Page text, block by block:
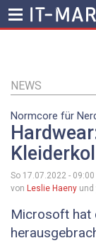
Inhalt
NEWS
Normcore für
So 17.07.2022 - 09:00
von Leslie Haeny und
Microsoft hat